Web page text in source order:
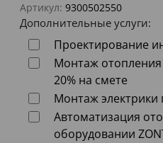
Артикул: 9300502550
Дополнительные услуги:
Проектирование
Монтаж
20% на смете
Монтаж электрики
Автоматизация
оборудовании